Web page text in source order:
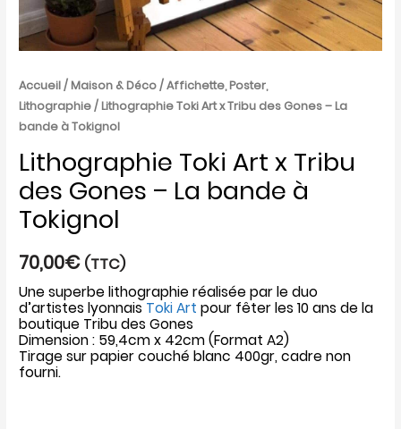
Accueil/Maison & Déco/Affichette, Poster,
Lithographie/ Lithographie Toki Art x Tribu des Gones – La
bande à Tokignol
Lithographie Toki Art x Tribu
des Gones – La bande à
Tokignol
70,00€ (TTC)
Une superbe lithographie réalisée par le duo
d’artistes lyonnais Toki Art pour fêter les 10 ans de la
boutique Tribu des Gones
Dimension : 59,4cm x 42cm (Format A2)
Tirage sur papier couché blanc 400gr, cadre non
fourni.
Tokignol